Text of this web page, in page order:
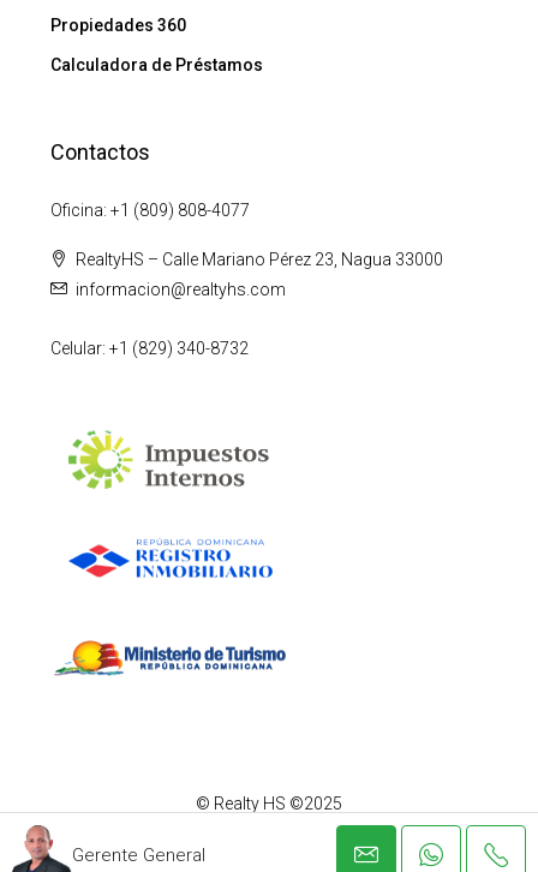
Gerente General
Propiedades 360
Calculadora de Préstamos
Contactos
Oficina: +1 (809) 808-4077
RealtyHS – Calle Mariano Pérez 23, Nagua 33000
informacion@realtyhs.com
Celular: +1 (829) 340-8732
© Realty HS ©2025